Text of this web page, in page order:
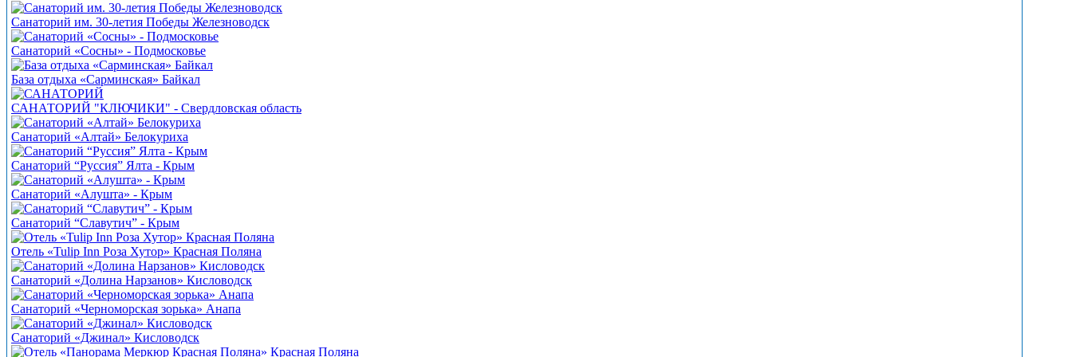
Санаторий им. 30-летия Победы Железноводск
Санаторий «Сосны» - Подмосковье
База отдыха «Сарминская» Байкал
САНАТОРИЙ "КЛЮЧИКИ" - Свердловская область
Санаторий «Алтай» Белокуриха
Санаторий “Руссия” Ялта - Крым
Санаторий «Алушта» - Крым
Санаторий “Славутич” - Крым
Отель «Tulip Inn Роза Хутор» Красная Поляна
Санаторий «Долина Нарзанов» Кисловодск
Санаторий «Черноморская зорька» Анапа
Санаторий «Джинал» Кисловодск